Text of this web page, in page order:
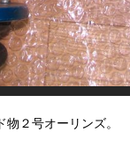
２号オーリンズ。